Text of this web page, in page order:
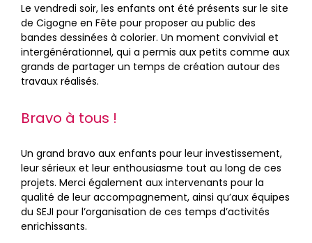
Le vendredi soir, les enfants ont été présents sur le site
de Cigogne en Fête pour proposer au public des
bandes dessinées à colorier. Un moment convivial et
intergénérationnel, qui a permis aux petits comme aux
grands de partager un temps de création autour des
travaux réalisés.
Bravo à tous !
Un grand bravo aux enfants pour leur investissement,
leur sérieux et leur enthousiasme tout au long de ces
projets. Merci également aux intervenants pour la
qualité de leur accompagnement, ainsi qu’aux équipes
du SEJI pour l’organisation de ces temps d’activités
enrichissants.